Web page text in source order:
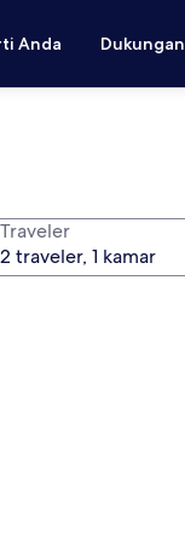
Anda Dukungan
Traveler